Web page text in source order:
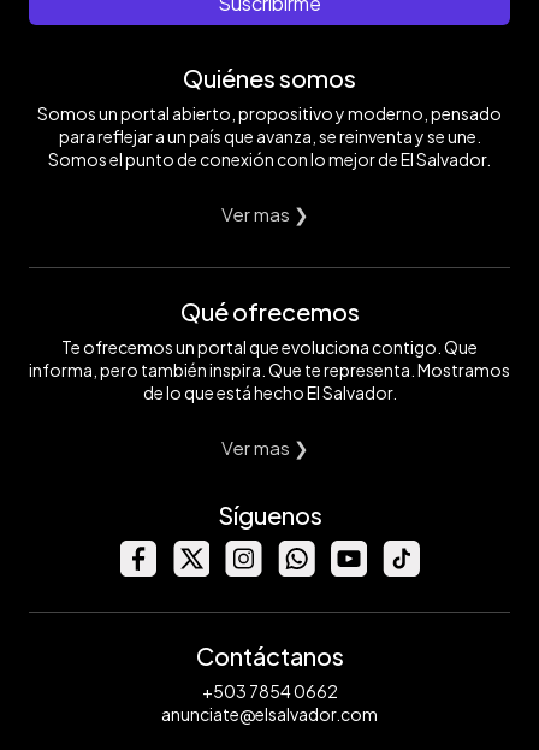
Quiénes somos
Somos un portal abierto, propositivo y moderno, pensado
para reflejar a un país que avanza, se reinventa y se une.
Somos el punto de conexión con lo mejor de El Salvador.
Ver mas ❯
Qué ofrecemos
Te ofrecemos un portal que evoluciona contigo. Que
informa, pero también inspira. Que te representa. Mostramos
de lo que está hecho El Salvador.
Ver mas ❯
Síguenos
Contáctanos
+503 7854 0662
anunciate@elsalvador.com